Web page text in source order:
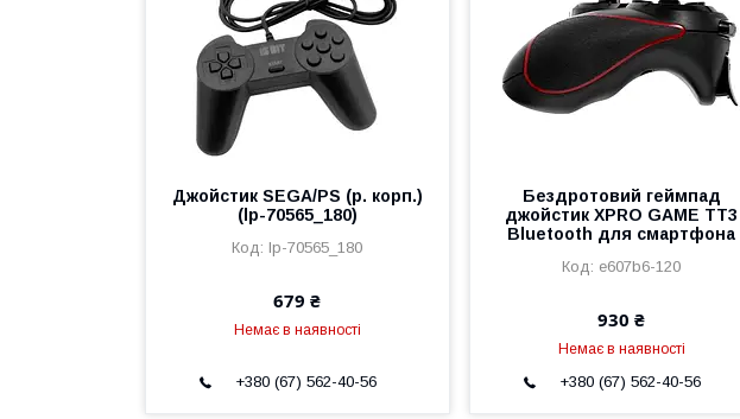
Джойстик SEGA/PS (р. корп.)
(lp-70565_180)
lp-70565_180
679 ₴
Немає в наявності
+380 (67) 562-40-56
Бездротовий геймпад
джойстик XPRO GAME TT3
Bluetooth для смартфона
e607b6-120
930 ₴
Немає в наявності
+380 (67) 562-40-56